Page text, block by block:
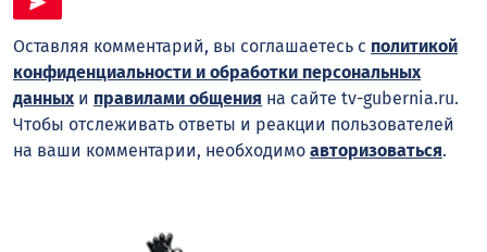
Оставляя комментарий, вы соглашаетесь с политикой
конфиденциальности и обработки персональных
данныхи правилами общения на сайте tv-gubernia.ru.
Чтобы отслеживать ответы и реакции пользователей
на ваши комментарии, необходимо авторизоваться.